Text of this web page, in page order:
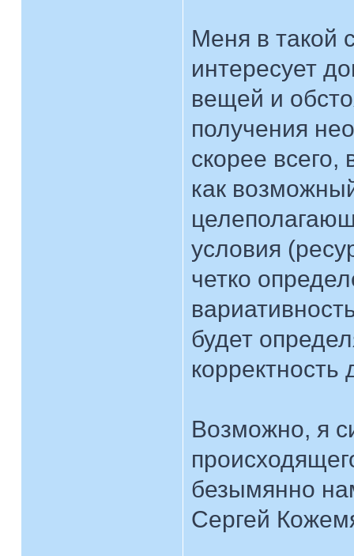
Меня в такой
интересует
вещей и
получения
скорее
как
условия
четко
будет
Возможно, я
безымянно
Сергей